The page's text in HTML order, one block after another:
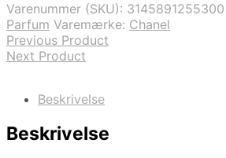
Varenummer (SKU): 3145891255300
Parfum Varemærke: Chanel
Previous Product
Next Product
Beskrivelse
Beskrivelse